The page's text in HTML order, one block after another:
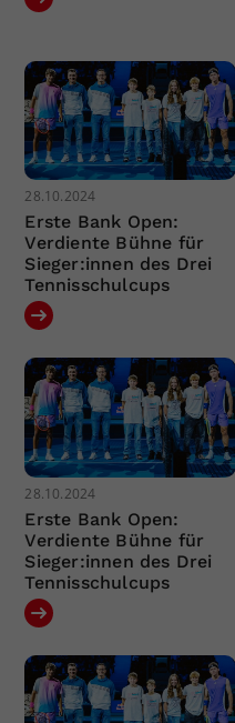
28.10.2024
Erste Bank Open:
Verdiente Bühne für
Sieger:innen des Drei
Tennisschulcups
28.10.2024
Erste Bank Open:
Verdiente Bühne für
Sieger:innen des Drei
Tennisschulcups